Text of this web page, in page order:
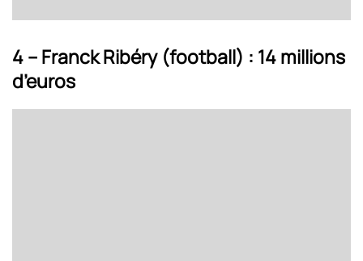
4 – Franck Ribéry (football) : 14 millions
d’euros